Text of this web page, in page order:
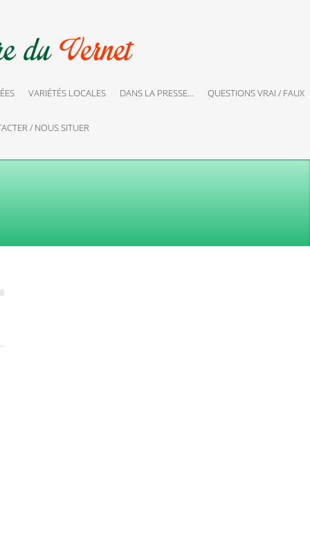
VARIÉTÉS LOCALES DANS LA PRESSE… QUESTIONS VRAI / FAUX
/ NOUS SITUER